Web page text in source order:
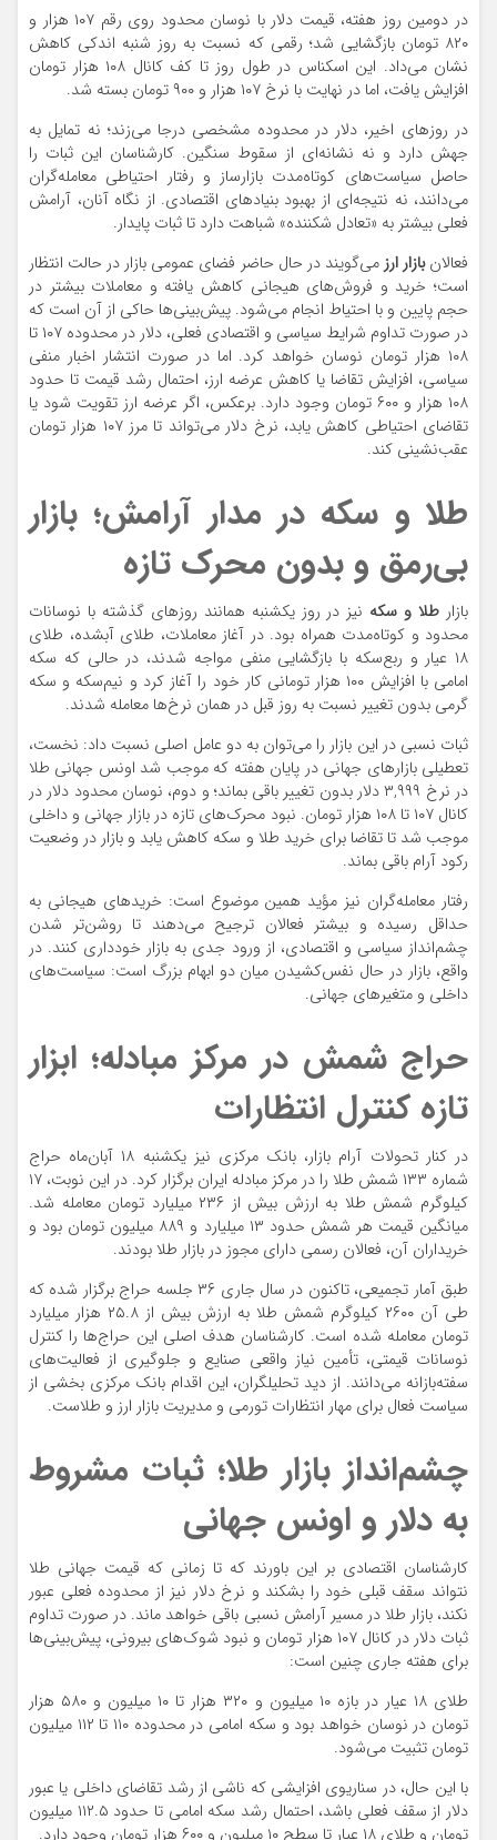
در دومین روز هفته، قیمت دلار با نوسان محدود روی رقم ۱۰۷ هزار و
۸۲۰ تومان بازگشایی شد؛ رقمی که نسبت به روز شنبه اندکی کاهش
نشان می‌داد. این اسکناس در طول روز تا کف کانال ۱۰۸ هزار تومان
افزایش یافت، اما در نهایت با نرخ ۱۰۷ هزار و ۹۰۰ تومان بسته شد.
در روزهای اخیر، دلار در محدوده مشخصی درجا می‌زند؛ نه تمایل به
جهش دارد و نه نشانه‌ای از سقوط سنگین. کارشناسان این ثبات را
حاصل سیاست‌های کوتاه‌مدت بازارساز و رفتار احتیاطی معامله‌گران
می‌دانند، نه نتیجه‌ای از بهبود بنیادهای اقتصادی. از نگاه آنان، آرامش
فعلی بیشتر به «تعادل شکننده» شباهت دارد تا ثبات پایدار.
فعالانبازار ارز می‌گویند در حال حاضر فضای عمومی بازار در حالت انتظار
است؛ خرید و فروش‌های هیجانی کاهش یافته و معاملات بیشتر در
حجم پایین و با احتیاط انجام می‌شود. پیش‌بینی‌ها حاکی از آن است که
در صورت تداوم شرایط سیاسی و اقتصادی فعلی، دلار در محدوده ۱۰۷ تا
۱۰۸ هزار تومان نوسان خواهد کرد. اما در صورت انتشار اخبار منفی
سیاسی، افزایش تقاضا یا کاهش عرضه ارز، احتمال رشد قیمت تا حدود
۱۰۸ هزار و ۶۰۰ تومان وجود دارد. برعکس، اگر عرضه ارز تقویت شود یا
تقاضای احتیاطی کاهش یابد، نرخ دلار می‌تواند تا مرز ۱۰۷ هزار تومان
عقب‌نشینی کند.
طلا و سکه در مدار آرامش؛ بازار
بی‌رمق و بدون محرک تازه
بازار طلا و سکه نیز در روز یکشنبه همانند روزهای گذشته با نوسانات
محدود و کوتاه‌مدت همراه بود. در آغاز معاملات، طلای آبشده، طلای
۱۸ عیار و ربع‌سکه با بازگشایی منفی مواجه شدند، در حالی که سکه
امامی با افزایش ۱۰۰ هزار تومانی کار خود را آغاز کرد و نیم‌سکه و سکه
گرمی بدون تغییر نسبت به روز قبل در همان نرخ‌ها معامله شدند.
ثبات نسبی در این بازار را می‌توان به دو عامل اصلی نسبت داد: نخست،
تعطیلی بازارهای جهانی در پایان هفته که موجب شد اونس جهانی طلا
در نرخ ۳,۹۹۹ دلار بدون تغییر باقی بماند؛ و دوم، نوسان محدود دلار در
کانال ۱۰۷ تا ۱۰۸ هزار تومان. نبود محرک‌های تازه در بازار جهانی و داخلی
موجب شد تا تقاضا برای خرید طلا و سکه کاهش یابد و بازار در وضعیت
رکود آرام باقی بماند.
رفتار معامله‌گران نیز مؤید همین موضوع است: خریدهای هیجانی به
حداقل رسیده و بیشتر فعالان ترجیح می‌دهند تا روشن‌تر شدن
چشم‌انداز سیاسی و اقتصادی، از ورود جدی به بازار خودداری کنند. در
واقع، بازار در حال نفس‌کشیدن میان دو ابهام بزرگ است: سیاست‌های
داخلی و متغیرهای جهانی.
حراج شمش در مرکز مبادله؛ ابزار
تازه کنترل انتظارات
در کنار تحولات آرام بازار، بانک مرکزی نیز یکشنبه ۱۸ آبان‌ماه حراج
شماره ۱۳۳ شمش طلا را در مرکز مبادله ایران برگزار کرد. در این نوبت، ۱۷
کیلوگرم شمش طلا به ارزش بیش از ۲۳۶ میلیارد تومان معامله شد.
میانگین قیمت هر شمش حدود ۱۳ میلیارد و ۸۸۹ میلیون تومان بود و
خریداران آن، فعالان رسمی دارای مجوز در بازار طلا بودند.
طبق آمار تجمیعی، تاکنون در سال جاری ۳۶ جلسه حراج برگزار شده که
طی آن ۲۶۰۰ کیلوگرم شمش طلا به ارزش بیش از ۲۵.۸ هزار میلیارد
تومان معامله شده است. کارشناسان هدف اصلی این حراج‌ها را کنترل
نوسانات قیمتی، تأمین نیاز واقعی صنایع و جلوگیری از فعالیت‌های
سفته‌بازانه می‌دانند. از دید تحلیلگران، این اقدام بانک مرکزی بخشی از
سیاست فعال برای مهار انتظارات تورمی و مدیریت بازار ارز و طلاست.
چشم‌انداز بازار طلا؛ ثبات مشروط
به دلار و اونس جهانی
کارشناسان اقتصادی بر این باورند که تا زمانی که قیمت جهانی طلا
نتواند سقف قبلی خود را بشکند و نرخ دلار نیز از محدوده فعلی عبور
نکند، بازار طلا در مسیر آرامش نسبی باقی خواهد ماند. در صورت تداوم
ثبات دلار در کانال ۱۰۷ هزار تومان و نبود شوک‌های بیرونی، پیش‌بینی‌ها
برای هفته جاری چنین است:
طلای ۱۸ عیار در بازه ۱۰ میلیون و ۳۲۰ هزار تا ۱۰ میلیون و ۵۸۰ هزار
تومان در نوسان خواهد بود و سکه امامی در محدوده ۱۱۰ تا ۱۱۲ میلیون
تومان تثبیت می‌شود.
با این حال، در سناریوی افزایشی که ناشی از رشد تقاضای داخلی یا عبور
دلار از سقف فعلی باشد، احتمال رشد سکه امامی تا حدود ۱۱۲.۵ میلیون
تومان و طلای ۱۸ عیار تا سطح ۱۰ میلیون و ۶۰۰ هزار تومان وجود دارد.